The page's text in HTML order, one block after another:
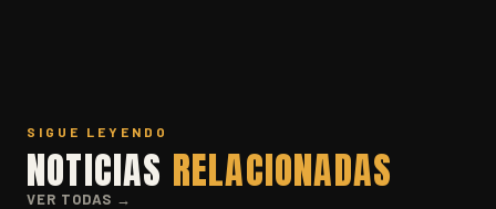
SIGUE LEYENDO
NOTICIAS RELACIONADAS
VER TODAS →